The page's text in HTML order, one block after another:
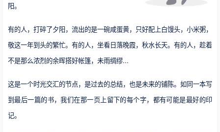
阳。
有的人，打碎了夕阳，流出的是一碗咸蛋黄，只好配上白馒头，小米粥，
敬这一年到头的繁忙。有的人，坐看日落晚霞，秋水长天。有的人，趁着
不是那么浓烈的余晖搭好帐篷，未雨绸缪...
这是一个时光交汇的节点，是过去的总结，也是未来的铺陈。如同一本写
到最后一篇的书，我们在那一页上留下的每个字，都有可能是最好的印
记。